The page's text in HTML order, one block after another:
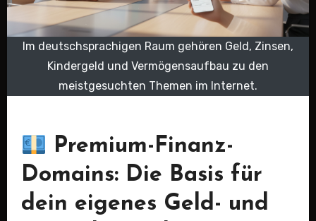
Im deutschsprachigen Raum gehören Geld, Zinsen,
Kindergeld und Vermögensaufbau zu den
meistgesuchten Themen im Internet.
Premium-Finanz-
Domains: Die Basis für
dein eigenes Geld- und